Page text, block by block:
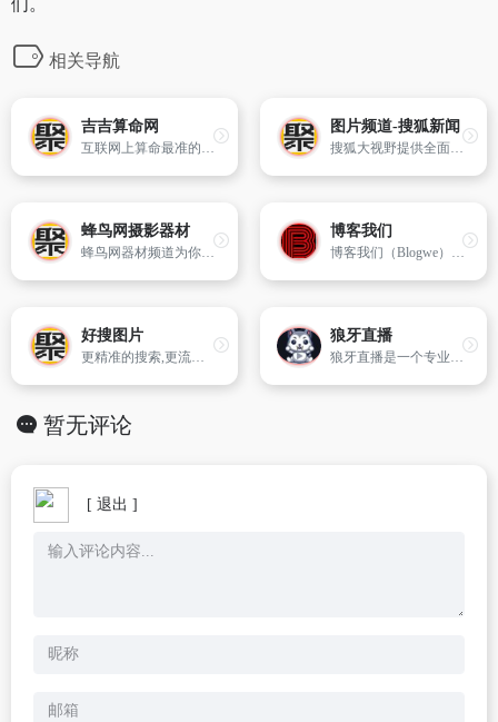
相关导航
吉吉算命网
互联网上算命最准的免费算命网站,主要项目有生辰八字算命,姓名测试,生男生女测试,周公解梦,万年历,周易算命,手机号码测吉凶,姓名缘分配对,2018年运程测试等内容。
图片频道-搜狐新闻
搜狐大视野提供全面权威优质的图片资讯。精品栏目：国内图片,社会图片,国际图片,军事图片,视觉联盟,图片专题,图片故事
蜂鸟网摄影器材
蜂鸟网器材频道为你带来专业的摄影器材评测试用,全新的市场行情报价,器材故事,以及摄影器材图片,深入解析器材的功能,和使用方法,提供权威的摄影设备信息参考.
博客我们
博客我们（Blogwe）创办于2017年3月，是较早的个人博客导航网站，为纯公益性网站，网站宗旨是通过博客导航串联博客圈子，增强互动交流，认识更多朋友。"
好搜图片
更精准的搜索,更流畅的观赏；360图片收录几十亿高清美图,为用户提供壁纸、素材、头像、写真、摄影、风景等新、全的高质量图片搜索服务！
狼牙直播
狼牙直播是一个专业的直播网站，主要提供高清直播吧、足球直播、nba直播、欧洲杯直播、体育直播，狼牙直播以最全最高清信号让您畅享五大联赛,高清体育赛事免费观看,狼牙直播打造最好体育直播平台。
暂无评论
[ 退出 ]